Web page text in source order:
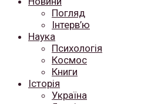
Погляд
Інтерв’ю
Наука
Психологія
Космос
Книги
Історія
Україна